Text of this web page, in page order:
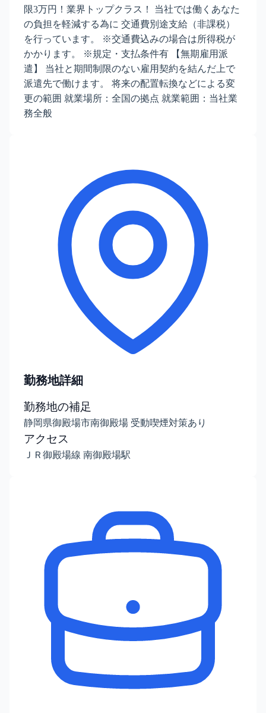
限3万円！業界トップクラス！ 当社では働くあなた
の負担を軽減する為に 交通費別途支給（非課税）
を行っています。 ※交通費込みの場合は所得税が
かかります。 ※規定・支払条件有 【無期雇用派
遣】 当社と期間制限のない雇用契約を結んだ上で
派遣先で働けます。 将来の配置転換などによる変
更の範囲 就業場所：全国の拠点 就業範囲：当社業
務全般
勤務地詳細
勤務地の補足
静岡県御殿場市南御殿場 受動喫煙対策あり
アクセス
ＪＲ御殿場線 南御殿場駅